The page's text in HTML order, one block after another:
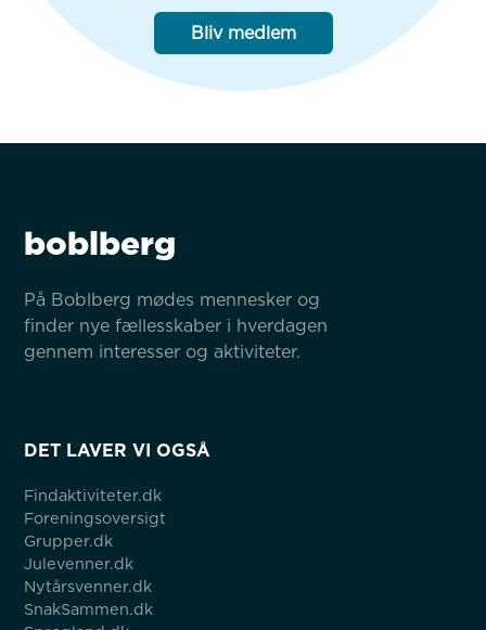
Bliv medlem
boblberg
På Boblberg mødes mennesker og
finder nye fællesskaber i hverdagen
gennem interesser og aktiviteter.
DET LAVER VI OGSÅ
Findaktiviteter.dk
Foreningsoversigt
Grupper.dk
Julevenner.dk
Nytårsvenner.dk
SnakSammen.dk